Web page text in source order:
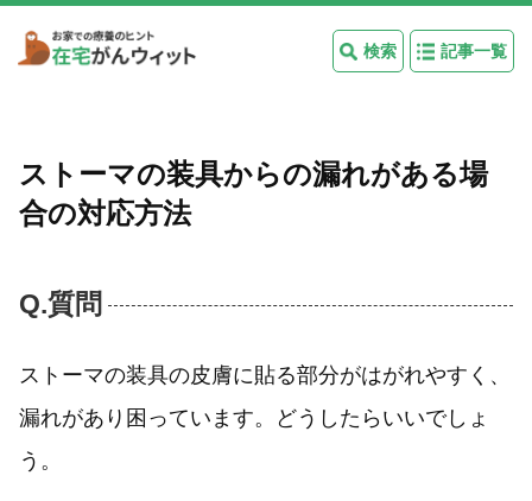
検索 記事一覧
ストーマの装具からの漏れがある場
合の対応方法
Q.質問
ストーマの装具の皮膚に貼る部分がはがれやすく、
漏れがあり困っています。どうしたらいいでしょ
う。